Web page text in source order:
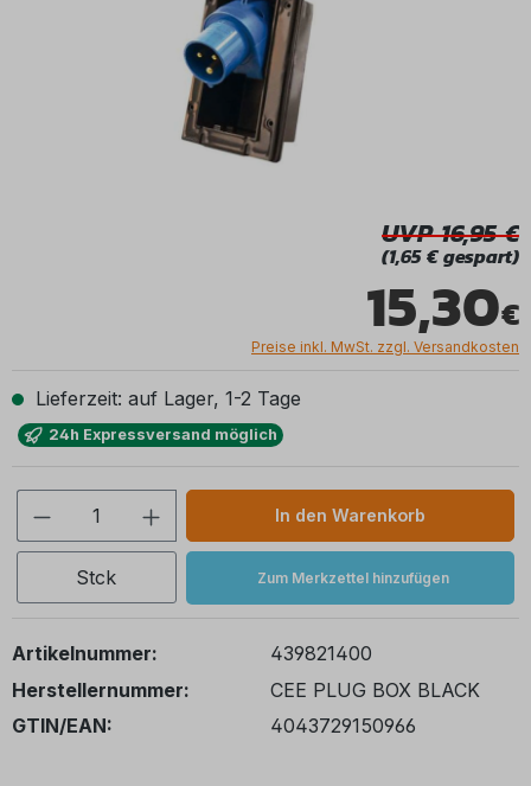
15,30
UVP 16,95
(1,65 € gespart)
Preise inkl. MwSt. zzgl. Versandkosten
Lieferzeit: auf Lager, 1-2 Tage
24h Expressversand möglich
Produkt Anzahl: Gib den gewünschten
In den Warenkorb
Stck Zum Merkzettel hinzufügen
Artikelnummer:
439821400
Herstellernummer:
CEE PLUG BOX BLACK
GTIN/EAN:
4043729150966